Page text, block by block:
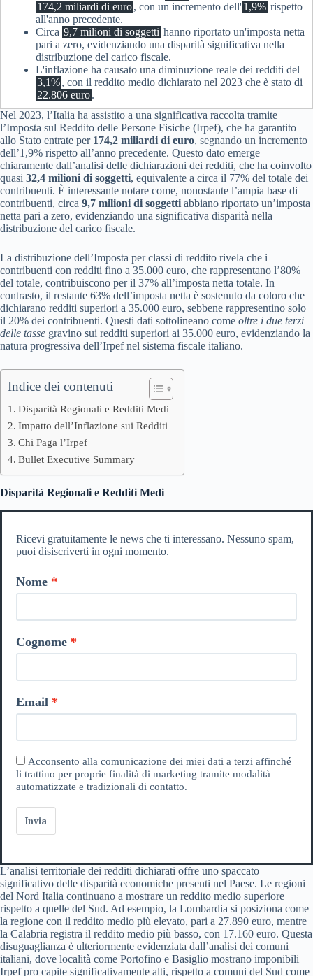
174,2 miliardi di euro, con un incremento dell'1,9% rispetto
all'anno precedente.
Circa 9,7 milioni di soggetti hanno riportato un'imposta netta
pari a zero, evidenziando una disparità significativa nella
distribuzione del carico fiscale.
L'inflazione ha causato una diminuzione reale dei redditi del
3,1%, con il reddito medio dichiarato nel 2023 che è stato di
22.806 euro.
Nel 2023, l’Italia ha assistito a una significativa raccolta tramite
l’Imposta sul Reddito delle Persone Fisiche (Irpef), che ha garantito
allo Stato entrate per 174,2 miliardi di euro, segnando un incremento
dell’1,9% rispetto all’anno precedente. Questo dato emerge
chiaramente dall’analisi delle dichiarazioni dei redditi, che ha coinvolto
quasi 32,4 milioni di soggetti, equivalente a circa il 77% del totale dei
contribuenti. È interessante notare come, nonostante l’ampia base di
contribuenti, circa 9,7 milioni di soggetti abbiano riportato un’imposta
netta pari a zero, evidenziando una significativa disparità nella
distribuzione del carico fiscale.
La distribuzione dell’Imposta per classi di reddito rivela che i
contribuenti con redditi fino a 35.000 euro, che rappresentano l’80%
del totale, contribuiscono per il 37% all’imposta netta totale. In
contrasto, il restante 63% dell’imposta netta è sostenuto da coloro che
dichiarano redditi superiori a 35.000 euro, sebbene rappresentino solo
il 20% dei contribuenti. Questi dati sottolineano come oltre i due terzi
delle tasse gravino sui redditi superiori ai 35.000 euro, evidenziando la
natura progressiva dell’Irpef nel sistema fiscale italiano.
Indice dei contenuti
Disparità Regionali e Redditi Medi
Impatto dell’Inflazione sui Redditi
Chi Paga l’Irpef
Bullet Executive Summary
Disparità Regionali e Redditi Medi
Ricevi gratuitamente le news che ti interessano. Nessuno spam,
puoi disiscriverti in ogni momento.
Nome
Cognome
Email
Acconsento alla comunicazione dei miei dati a terzi affinché
li trattino per proprie finalità di marketing tramite modalità
automatizzate e tradizionali di contatto.
Invia
L’analisi territoriale dei redditi dichiarati offre uno spaccato
significativo delle disparità economiche presenti nel Paese. Le regioni
del Nord Italia continuano a mostrare un reddito medio superiore
rispetto a quelle del Sud. Ad esempio, la Lombardia si posiziona come
la regione con il reddito medio più elevato, pari a 27.890 euro, mentre
la Calabria registra il reddito medio più basso, con 17.160 euro. Questa
disuguaglianza è ulteriormente evidenziata dall’analisi dei comuni
italiani, dove località come Portofino e Basiglio mostrano imponibili
Irpef pro capite significativamente alti, rispetto a comuni del Sud come